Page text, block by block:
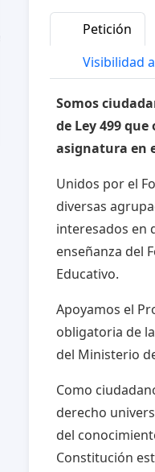
Petición
Visibilidad
Somos
de Ley 499
asignatura en
Unidos por el
diversas
interesados en
enseñanza del
Educativo.
Apoyamos el
obligatoria de
del Ministerio
Como
derecho
del
Constitución